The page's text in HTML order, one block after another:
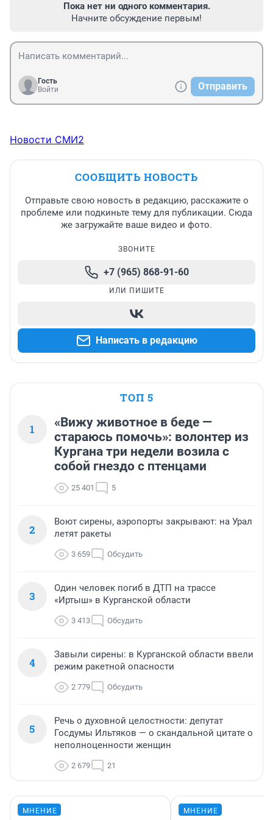
Пока нет ни одного комментария.
Начните обсуждение первым!
Гость
Войти
Отправить
Новости СМИ2
СООБЩИТЬ НОВОСТЬ
Отправьте свою новость в редакцию, расскажите о
проблеме или подкиньте тему для публикации. Сюда
же загружайте ваше видео и фото.
ЗВОНИТЕ
+7 (965) 868-91-60
ИЛИ ПИШИТЕ
Написать в редакцию
ТОП 5
1
«Вижу животное в беде —
стараюсь помочь»: волонтер из
Кургана три недели возила с
собой гнездо с птенцами
25 401 5
2
Воют сирены, аэропорты закрывают: на Урал
летят ракеты
3 659 Обсудить
3
Один человек погиб в ДТП на трассе
«Иртыш» в Курганской области
3 413 Обсудить
4
Завыли сирены: в Курганской области ввели
режим ракетной опасности
2 779 Обсудить
5
Речь о духовной целостности: депутат
Госдумы Ильтяков — о скандальной цитате о
неполноценности женщин
2 679 21
МНЕНИЕ МНЕНИЕ